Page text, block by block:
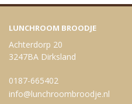
LUNCHROOM BROODJE
Achterdorp 20
3247BA Dirksland
0187-665402
info@lunchroombroodje.nl